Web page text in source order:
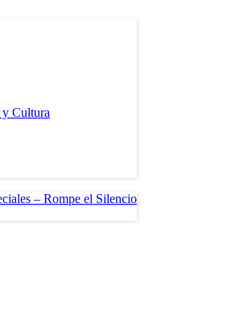
Cultura
– Rompe el Silencio